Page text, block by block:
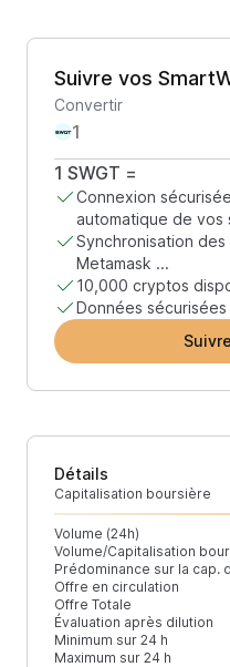
Suivre vos
Convertir
1 SWGT =
Connexion
automatique de vos
Synchronisation des
Metamask ...
10,000 cryptos
Données
Détails
Capitalisation boursière
Volume (24h)
Volume/Capitalisation
Prédominance sur la cap.
Offre en circulation
Offre Totale
Évaluation après dilution
Minimum sur 24 h
Maximum sur 24 h